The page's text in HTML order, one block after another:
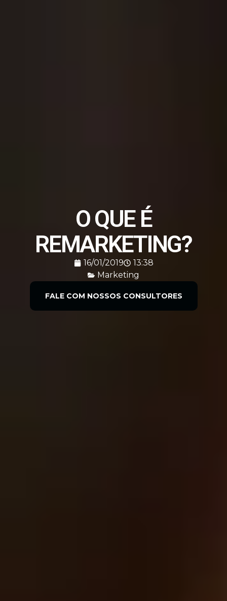
O QUE É
REMARKETING?
16/01/2019
13:38
Marketing
FALE COM NOSSOS CONSULTORES